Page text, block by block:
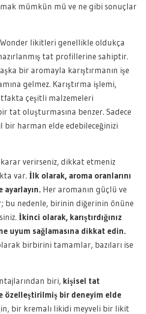
mümkün mü ve ne gibi sonuçlar
likitleri genellikle oldukça
tat profillerine sahiptir.
bir aromayla karıştırmanın işe
gelmez. Karıştırma işlemi,
çeşitli malzemeleri
tat oluşturmasına benzer. Sadece
bir harman elde edebileceğinizi
karar verirseniz, dikkat etmeniz
var. İlk olarak, aroma oranlarını
Her aromanın güçlü ve
bu nedenle, birinin diğerinin önüne
İkinci olarak, karıştırdığınız
uyum sağlamasına dikkat edin.
birbirini tamamlar, bazıları ise
biri, kişisel tat
özelleştirilmiş bir deneyim elde
bir kremalı likidi meyveli bir likit